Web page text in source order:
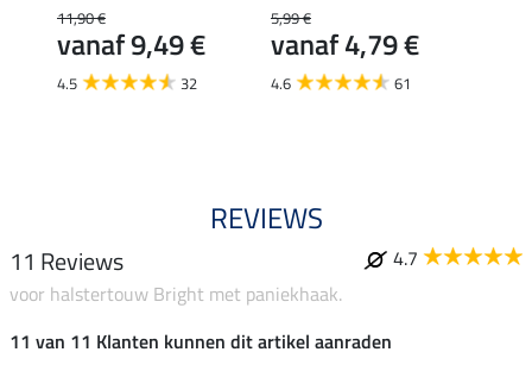
11,90 €
vanaf 9,49 €
4.5 32
5,99 €
vanaf 4,79 €
4.6 61
REVIEWS
11 Reviews
4.7
voor halstertouw Bright met paniekhaak.
11 van 11 Klanten kunnen dit artikel aanraden